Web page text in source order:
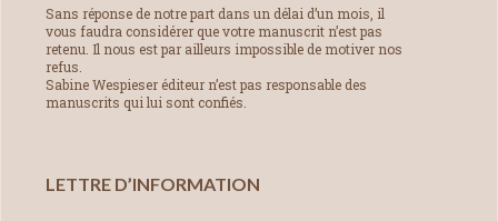
Sans réponse de notre part dans un délai d’un mois, il
vous faudra considérer que votre manuscrit n’est pas
retenu. Il nous est par ailleurs impossible de motiver nos
refus.
Sabine Wespieser éditeur n’est pas responsable des
manuscrits qui lui sont confiés.
LETTRE D’INFORMATION